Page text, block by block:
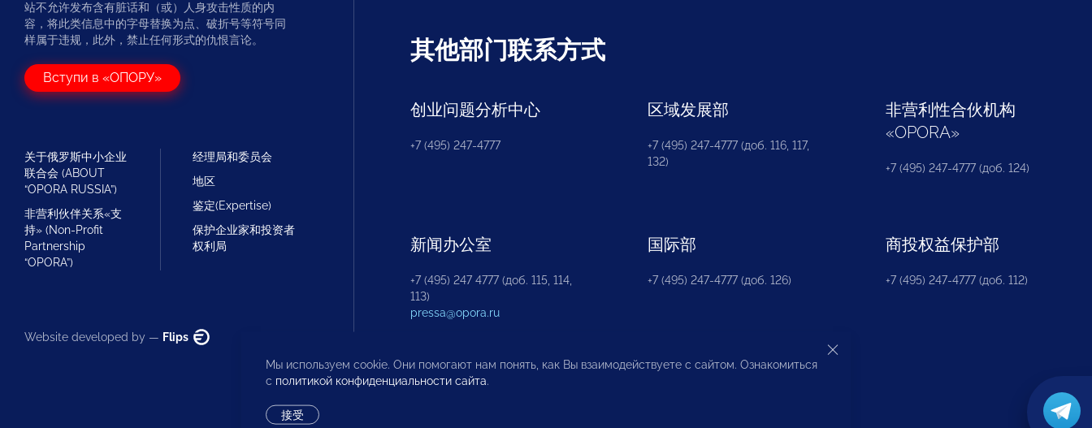
站不允许发布含有脏话和（或）人身攻击性质的内
容，将此类信息中的字母替换为点、破折号等符号同
样属于违规，此外，禁止任何形式的仇恨言论。
Вступи в «ОПОРУ»
关于俄罗斯中小企业
联合会 (ABOUT
“OPORA RUSSIA”)
非营利伙伴关系«支
持» (Non-Profit
Partnership
“OPORA”)
经理局和委员会
地区
鉴定(Expertise)
保护企业家和投资者
权利局
Website developed by — Flips
其他部门联系方式
创业问题分析中心
+7 (495) 247-4777
区域发展部
+7 (495) 247-4777 (доб. 116, 117,
132)
非营利性合伙机构
«OPORA»
+7 (495) 247-4777 (доб. 124)
新闻办公室
+7 (495) 247 4777 (доб. 115, 114,
113)
pressa@opora.ru
国际部
+7 (495) 247-4777 (доб. 126)
商投权益保护部
+7 (495) 247-4777 (доб. 112)
Мы используем cookie. Они помогают нам понять, как Вы взаимодействуете с сайтом. Ознакомиться
с политикой конфиденциальности сайта.
接受